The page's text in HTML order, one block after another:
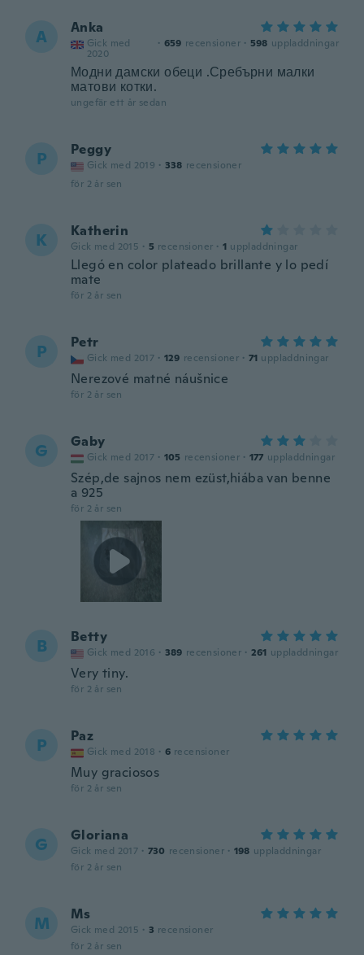
A Anka
Gick med
2020
· 659 recensioner · 598 uppladdningar
Модни дамски обеци .Сребърни малки
матови котки.
ungefär ett år sedan
P Peggy
Gick med 2019 · 338 recensioner
för 2 år sen
K Katherin
Gick med 2015 · 5 recensioner · 1 uppladdningar
Llegó en color plateado brillante y lo pedí
mate
för 2 år sen
P Petr
Gick med 2017 · 129 recensioner · 71 uppladdningar
Nerezové matné náušnice
för 2 år sen
G Gaby
Gick med 2017 · 105 recensioner · 177 uppladdningar
Szép,de sajnos nem ezüst,hiába van benne
a 925
för 2 år sen
B Betty
Gick med 2016 · 389 recensioner · 261 uppladdningar
Very tiny.
för 2 år sen
P Paz
Gick med 2018 · 6 recensioner
Muy graciosos
för 2 år sen
G Gloriana
Gick med 2017 · 730 recensioner · 198 uppladdningar
för 2 år sen
M Ms
Gick med 2015 · 3 recensioner
för 2 år sen